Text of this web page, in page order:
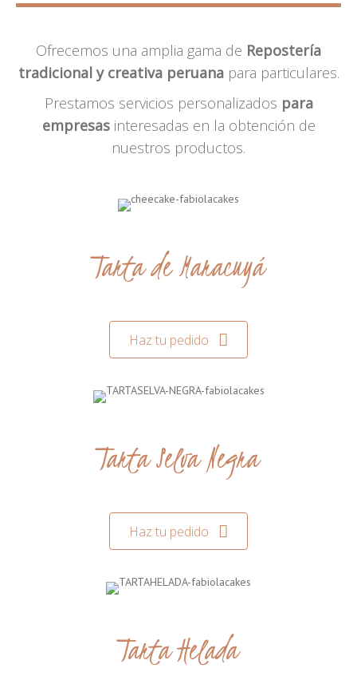
Ofrecemos una amplia gama de Repostería
tradicional y creativa peruanapara particulares.
Prestamos servicios personalizados para
empresasinteresadas en la obtención de
nuestros productos.
Tarta de Maracuyá
Haz tu pedido
Tarta Selva Negra
Haz tu pedido
Tarta Helada